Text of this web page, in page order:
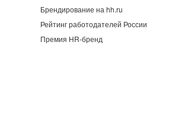
Брендирование на hh.ru
Рейтинг работодателей России
Премия HR-бренд